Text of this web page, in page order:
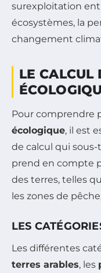
surexploitation
écosystèmes, la
changement
LE CALCUL
Pour comprendre
écologique, il est
de calcul qui
prend en compte
des terres, telles
les zones de
LES
Les différentes
terres arables, les